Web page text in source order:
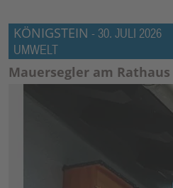
KÖNIGSTEIN - 30. JULI 2026
UMWELT
Mauersegler am Rathaus